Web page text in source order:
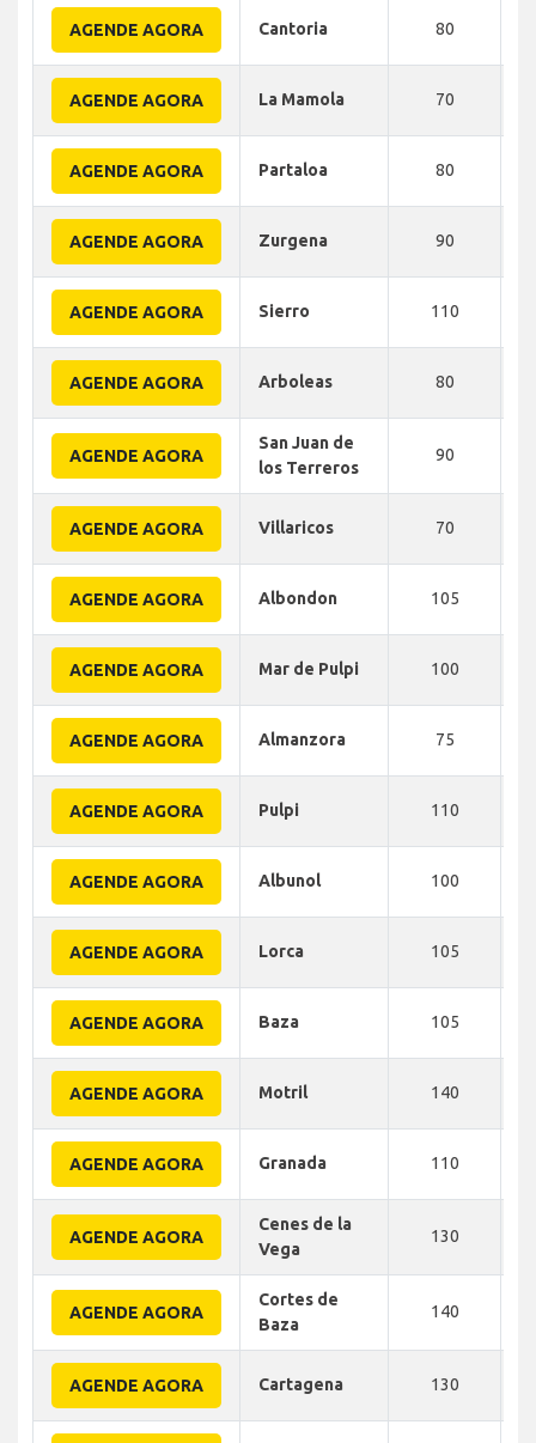
AGENDE AGORA Cantoria 80
AGENDE AGORA La Mamola 70
AGENDE AGORA Partaloa 80
AGENDE AGORA Zurgena 90
AGENDE AGORA Sierro 110
AGENDE AGORA Arboleas 80
AGENDE AGORA
San Juan de
los Terreros
90
AGENDE AGORA Villaricos 70
AGENDE AGORA Albondon 105
AGENDE AGORA Mar de Pulpi 100
AGENDE AGORA Almanzora 75
AGENDE AGORA Pulpi 110
AGENDE AGORA Albunol 100
AGENDE AGORA Lorca 105
AGENDE AGORA Baza 105
AGENDE AGORA Motril 140
AGENDE AGORA Granada 110
AGENDE AGORA
Cenes de la
Vega
130
AGENDE AGORA
Cortes de
Baza
140
AGENDE AGORA Cartagena 130